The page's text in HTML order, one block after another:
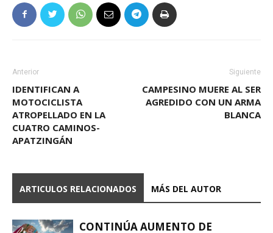
Anterior
IDENTIFICAN A
MOTOCICLISTA
ATROPELLADO EN LA
CUATRO CAMINOS-
APATZINGÁN
Siguiente
CAMPESINO MUERE AL SER
AGREDIDO CON UN ARMA
BLANCA
ARTICULOS RELACIONADOS MÁS DEL AUTOR
CONTINÚA AUMENTO DE